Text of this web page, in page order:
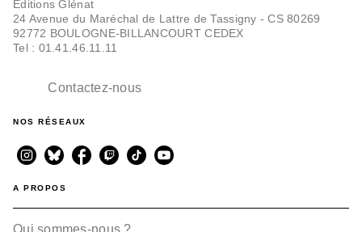
Editions Glénat
24 Avenue du Maréchal de Lattre de Tassigny - CS 80269
92772 BOULOGNE-BILLANCOURT CEDEX
Tel : 01.41.46.11.11
Contactez-nous
NOS RÉSEAUX
A PROPOS